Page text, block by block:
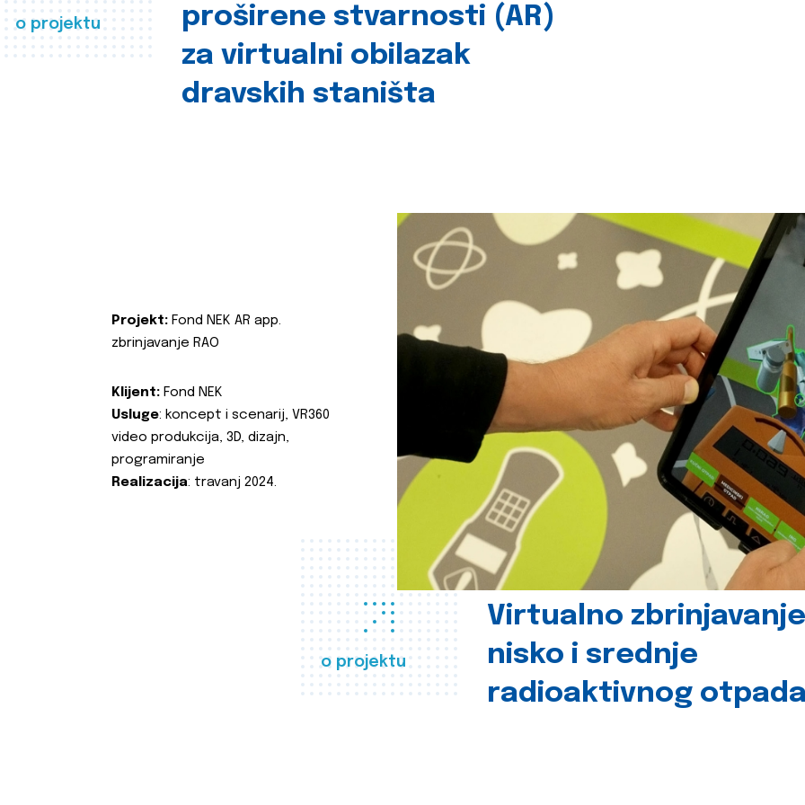
o projektu
proširene stvarnosti (AR)
za virtualni obilazak
dravskih staništa
o projektu
Virtualno zbrinjavanje
nisko i srednje
radioaktivnog
Projekt: Fond NEK AR app.
zbrinjavanje RAO
Klijent: Fond NEK
Usluge: koncept i scenarij, VR360
video produkcija, 3D, dizajn,
programiranje
Realizacija: travanj 2024.